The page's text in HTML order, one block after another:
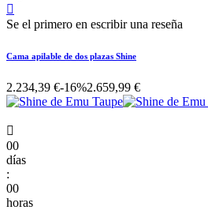

Se el primero en escribir una reseña
Cama apilable de dos plazas Shine
2.234,39 €-16%2.659,99 €

00
días
:
00
horas